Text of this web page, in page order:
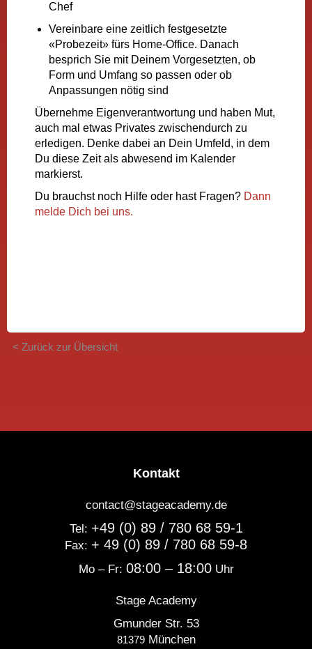
Chef
Vereinbare eine zeitlich festgesetzte
«Probezeit» fürs Home-Office. Danach
besprich Sie mit Deinem Vorgesetzten, ob
Form und Umfang so passen oder ob
Anpassungen nötig sind
Übernehme Eigenverantwortung und haben Mut,
auch mal etwas Privates zwischendurch zu
erledigen. Denke dabei an Dein Umfeld, in dem
Du diese Zeit als abwesend im Kalender
markierst.
Du brauchst noch Hilfe oder hast Fragen? Dann
melde Dich bei uns.
< Zurück zur Übersicht
Kontakt
contact@stageacademy.de
Tel: +49 (0) 89 / 780 68 59-1
Fax: + 49 (0) 89 / 780 68 59-8
Mo – Fr: 08:00 – 18:00Uhr
Stage Academy
Gmunder Str. 53
81379München